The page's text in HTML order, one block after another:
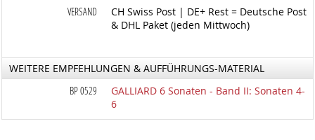
VERSAND
CH Swiss Post | DE+ Rest = Deutsche Post
& DHL Paket (jeden Mittwoch)
WEITERE EMPFEHLUNGEN & AUFFÜHRUNGS-MATERIAL
BP 0529
GALLIARD 6 Sonaten - Band II: Sonaten 4-
6